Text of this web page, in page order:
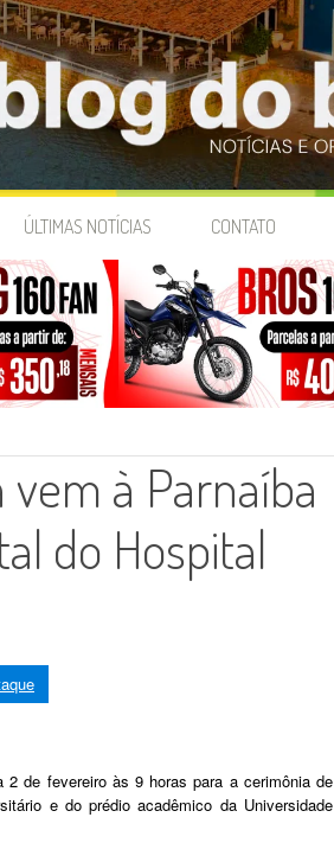
ÚLTIMAS NOTÍCIAS CONTATO
à Parnaíba
do Hospital
2 de fevereiro às 9 horas para a cerimônia de
e do prédio acadêmico da Universidade